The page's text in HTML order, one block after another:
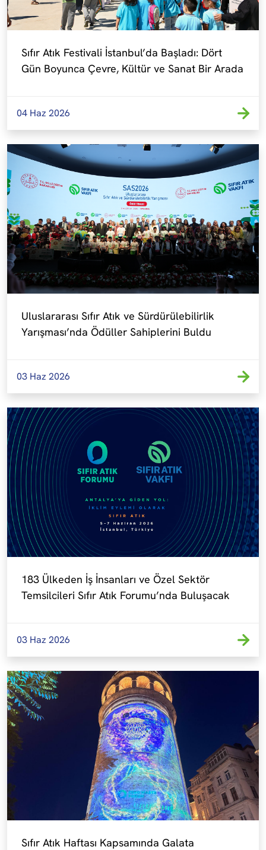
Sıfır Atık Festivali İstanbul’da Başladı: Dört
Gün Boyunca Çevre, Kültür ve Sanat Bir Arada
04 Haz 2026
Uluslararası Sıfır Atık ve Sürdürülebilirlik
Yarışması’nda Ödüller Sahiplerini Buldu
03 Haz 2026
183 Ülkeden İş İnsanları ve Özel Sektör
Temsilcileri Sıfır Atık Forumu’nda Buluşacak
03 Haz 2026
Sıfır Atık Haftası Kapsamında Galata